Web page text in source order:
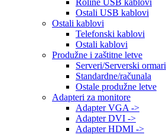
Roline USB kablovi
Ostali USB kablovi
Ostali kablovi
Telefonski kablovi
Ostali kablovi
Produžne i zaštitne letve
Serveri/Serverski ormari
Standardne/računala
Ostale produžne letve
Adapteri za monitore
Adapter VGA ->
Adapter DVI ->
Adapter HDMI ->